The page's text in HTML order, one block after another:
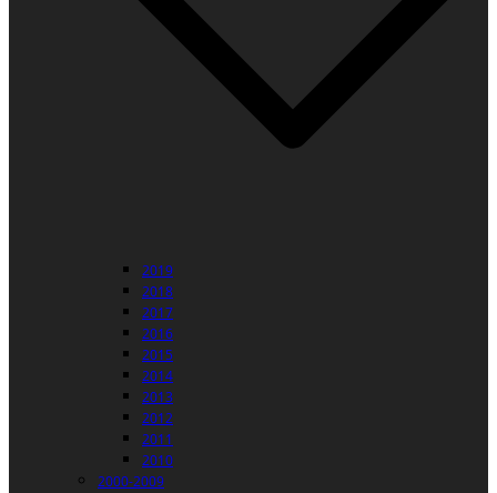
2019
2018
2017
2016
2015
2014
2013
2012
2011
2010
2000-2009